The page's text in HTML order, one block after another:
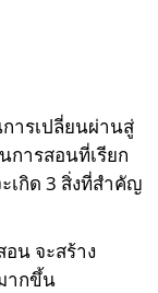
ารเปลี่ยนผ่านสู่
การสอนที่เรียก
เกิด 3 สิ่งที่สำคัญ
อน จะสร้าง
ากขึ้น